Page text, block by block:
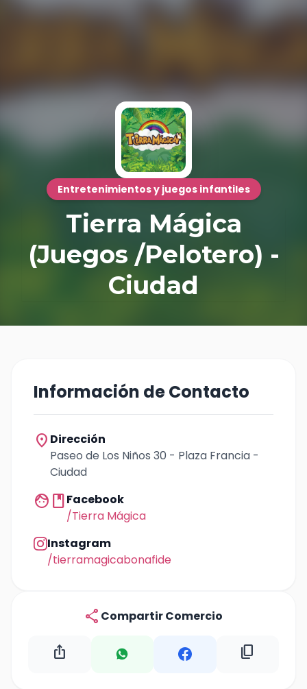
Entretenimientos y juegos infantiles
Tierra Mágica
(Juegos /Pelotero) -
Ciudad
Información de Contacto
location_on Dirección
Paseo de Los Niños 30 - Plaza Francia -
Ciudad
facebookFacebook
/Tierra Mágica
Instagram
/tierramagicabonafide
share Compartir Comercio
ios_share content_copy